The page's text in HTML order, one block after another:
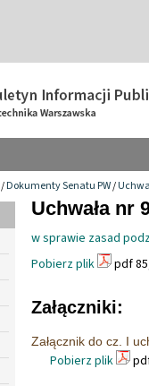
/Dokumenty Senatu PW/
Uchwała nr
w sprawie zasad
Pobierz plik
pdf
Załączniki:
Załącznik do cz. I
Pobierz plik